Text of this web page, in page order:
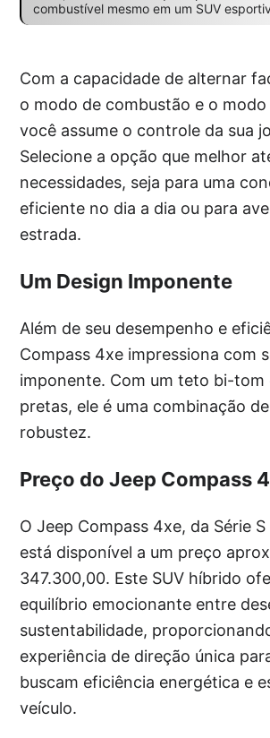
combustível mesmo em um SUV
Com a capacidade de alternar
o modo de combustão e o
você assume o controle da sua
Selecione a opção que melhor
necessidades, seja para uma
eficiente no dia a dia ou para
estrada.
Um Design Imponente
Além de seu desempenho e
Compass 4xe impressiona com
imponente. Com um teto bi-tom
pretas, ele é uma combinação
robustez.
Preço do Jeep Compass
O Jeep Compass 4xe, da Série S
está disponível a um preço
347.300,00. Este SUV híbrido
equilíbrio emocionante entre
sustentabilidade,
experiência de direção única
buscam eficiência energética e
veículo.